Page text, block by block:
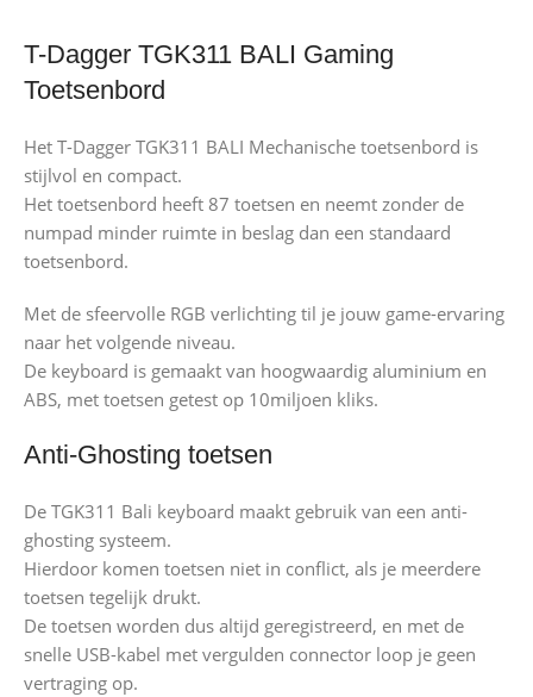
T-Dagger TGK311 BALI Gaming
Toetsenbord
Het T-Dagger TGK311 BALI Mechanische toetsenbord is
stijlvol en compact.
Het toetsenbord heeft 87 toetsen en neemt zonder de
numpad minder ruimte in beslag dan een standaard
toetsenbord.
Met de sfeervolle RGB verlichting til je jouw game-ervaring
naar het volgende niveau.
De keyboard is gemaakt van hoogwaardig aluminium en
ABS, met toetsen getest op 10miljoen kliks.
Anti-Ghosting toetsen
De TGK311 Bali keyboard maakt gebruik van een anti-
ghosting systeem.
Hierdoor komen toetsen niet in conflict, als je meerdere
toetsen tegelijk drukt.
De toetsen worden dus altijd geregistreerd, en met de
snelle USB-kabel met vergulden connector loop je geen
vertraging op.